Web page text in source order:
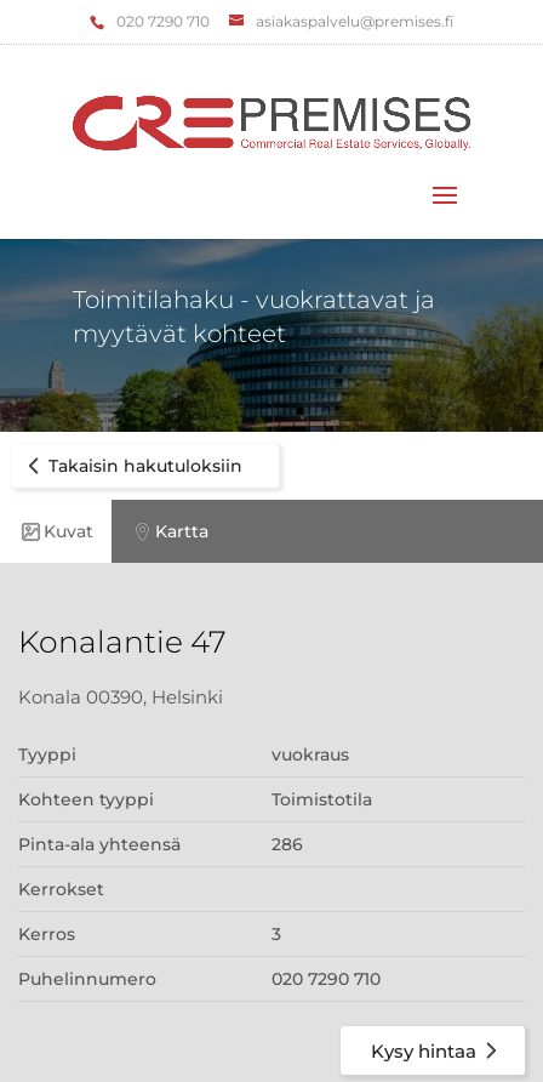
‌020 7290 710 asiakaspalvelu@premises.fi
Toimitilahaku - vuokrattavat ja
myytävät kohteet
Takaisin hakutuloksiin
Kuvat Kartta
Konalantie 47
Konala 00390, Helsinki
Tyyppi vuokraus
Kohteen tyyppi Toimistotila
Pinta-ala yhteensä 286
Kerrokset
Kerros 3
Puhelinnumero 020 7290 710
Kysy hintaa